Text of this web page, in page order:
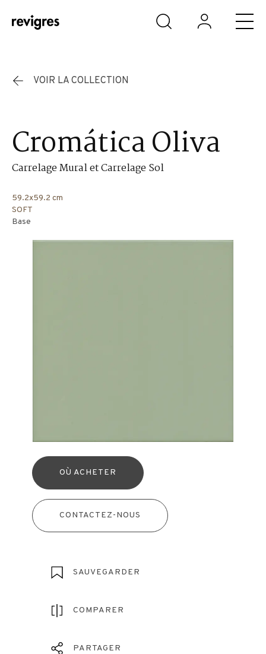
Aller au contenu principal
VOIR LA COLLECTION
Cromática Oliva
Carrelage Mural et Carrelage Sol
59.2x59.2 cm
SOFT
Base
OÙ ACHETER
CONTACTEZ-NOUS
SAUVEGARDER
COMPARER
PARTAGER